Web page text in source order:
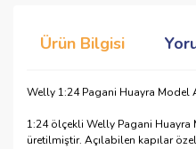
Ürün Bilgisi
Welly 1:24 Pagani Huayra Model
1:24 ölçekli Welly Pagani
üretilmiştir. Açılabilen kapılar